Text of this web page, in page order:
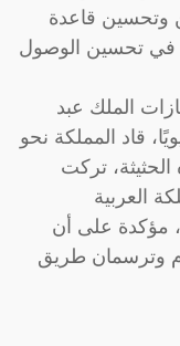
وتحسين قاعدة
في تحسين الوصول
الملك عبد
قاد المملكة نحو
تركت
العربية
مؤكدة على أن
وترسمان طريق